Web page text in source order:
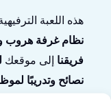
هذه اللعبة
نظام غرفة هروب
فريقنا إلى موقعك
نصائح وتدريبًا